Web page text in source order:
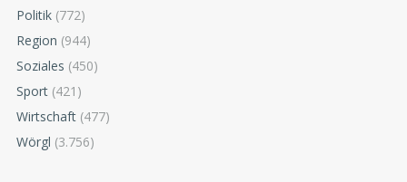
Politik (772)
Region (944)
Soziales (450)
Sport (421)
Wirtschaft (477)
Wörgl (3.756)